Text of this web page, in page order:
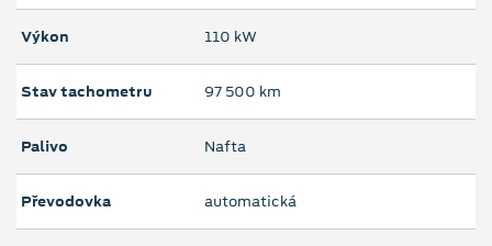
Výkon 110 kW
Stav tachometru 97 500 km
Palivo Nafta
Převodovka automatická